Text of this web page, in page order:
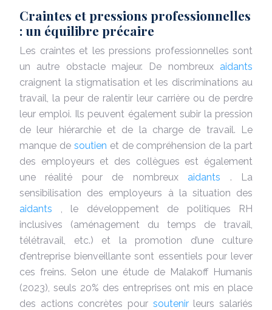
Craintes et pressions professionnelles
: un équilibre précaire
Les craintes et les pressions professionnelles sont
un autre obstacle majeur. De nombreux aidants
craignent la stigmatisation et les discriminations au
travail, la peur de ralentir leur carrière ou de perdre
leur emploi. Ils peuvent également subir la pression
de leur hiérarchie et de la charge de travail. Le
manque de soutien et de compréhension de la part
des employeurs et des collègues est également
une réalité pour de nombreux aidants . La
sensibilisation des employeurs à la situation des
aidants
, le développement de politiques RH
inclusives (aménagement du temps de travail,
télétravail, etc.) et la promotion d’une culture
d’entreprise bienveillante sont essentiels pour lever
ces freins. Selon une étude de Malakoff Humanis
(2023), seuls 20% des entreprises ont mis en place
des actions concrètes pour soutenir leurs salariés